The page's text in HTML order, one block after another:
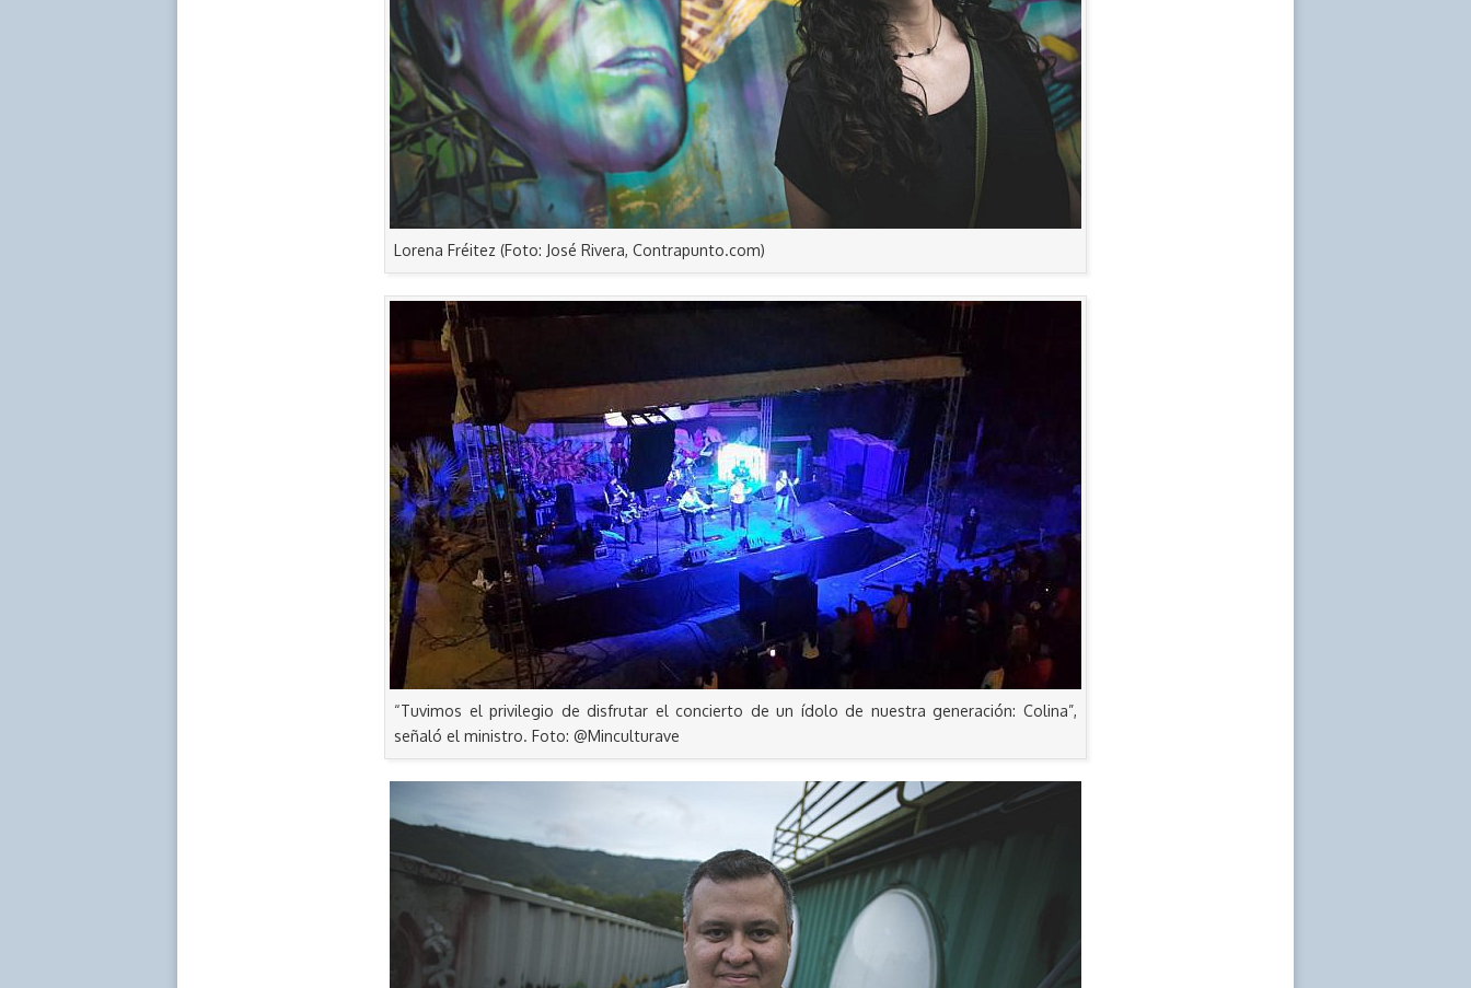
Lorena Fréitez (Foto: José Rivera, Contrapunto.com)
“Tuvimos el privilegio de disfrutar el concierto de un ídolo de nuestra generación: Colina”,
señaló el ministro. Foto: @Minculturave